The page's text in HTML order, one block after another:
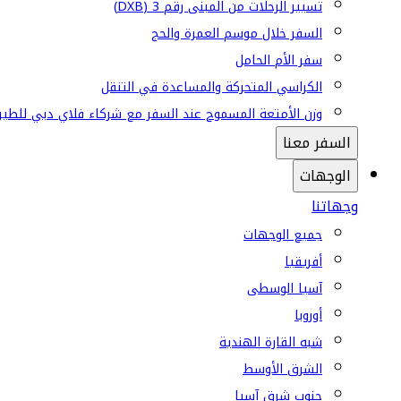
تسيير الرحلات من المبنى رقم 3 (DXB)
السفر خلال موسم العمرة والحج
سفر الأم الحامل
الكراسي المتحركة والمساعدة في التنقل
وزن الأمتعة المسموح عند السفر مع شركاء فلاي دبي
السفر معنا
الوجهات
وجهاتنا
جميع الوجهات
أفريقيا
آسيا الوسطى
أوروبا
شبه القارة الهندية
الشرق الأوسط
جنوب شرق آسيا